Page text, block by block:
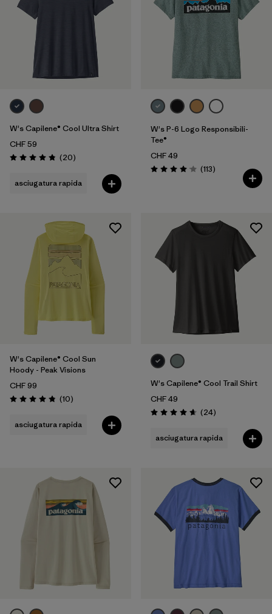
W's Capilene® Cool Ultra Shirt
CHF 59
Valutazione: 4.9 / 5
(20Recensioni
)
asciugatura rapida
W's P-6 Logo Responsibili-
Tee®
CHF 49
Valutazione: 4.0 / 5
(113Recensioni
)
W's Capilene® Cool Sun
Hoody - Peak Visions
CHF 99
Valutazione: 4.8 / 5
(10Recensioni
)
asciugatura rapida
W's Capilene® Cool Trail Shirt
CHF 49
Valutazione: 4.7 / 5
(24Recensioni
)
asciugatura rapida